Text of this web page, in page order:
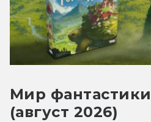
Мир
(август 2026)